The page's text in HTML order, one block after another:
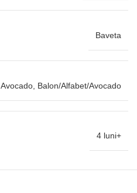
Baveta
Avocado, Balon/Alfabet/Avocado
4 luni+